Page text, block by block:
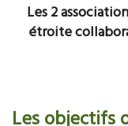
Les 2
étroite
Les objectifs